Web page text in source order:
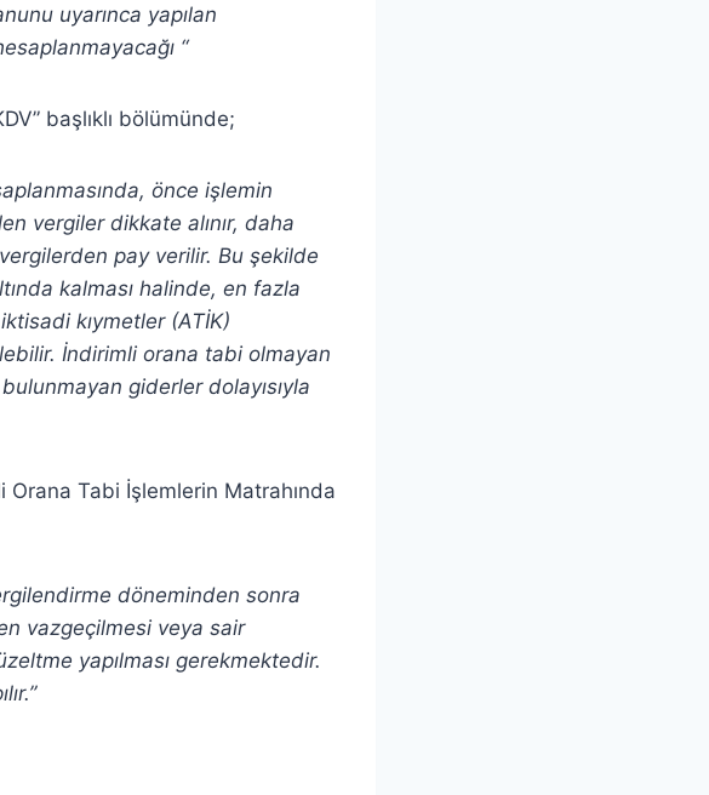
uyarınca yapılan
“
başlıklı bölümünde;
önce işlemin
vergiler dikkate alınır, daha
pay verilir. Bu şekilde
kalması halinde, en fazla
kıymetler (ATİK)
İndirimli orana tabi olmayan
giderler dolayısıyla
Orana Tabi İşlemlerin Matrahında
döneminden sonra
vazgeçilmesi veya sair
yapılması gerekmektedir.